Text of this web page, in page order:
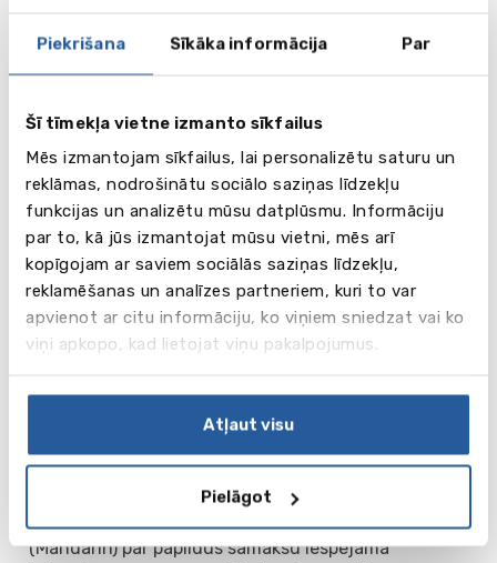
Piekrišana Sīkāka informācija Par
Šī tīmekļa vietne izmanto sīkfailus
Mēs izmantojam sīkfailus, lai personalizētu saturu un
reklāmas, nodrošinātu sociālo saziņas līdzekļu
funkcijas un analizētu mūsu datplūsmu. Informāciju
par to, kā jūs izmantojat mūsu vietni, mēs arī
kopīgojam ar saviem sociālās saziņas līdzekļu,
reklamēšanas un analīzes partneriem, kuri to var
apvienot ar citu informāciju, ko viņiem sniedzat vai ko
viņi apkopo, kad lietojat viņu pakalpojumus.
Atļaut visu
Pielāgot
29
attēli
Video
Mācību programmas
Programmā iekļautas valodu nodarbības - 8 stundas
nedēļā (angļu, franču, vācu, spāņu, ķīniešu
(Mandarin) par papildus samaksu iespējama